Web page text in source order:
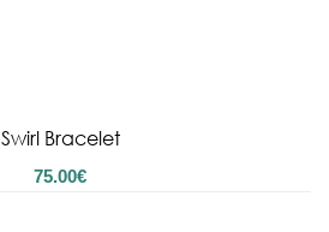
Swirl Bracelet
75.00€